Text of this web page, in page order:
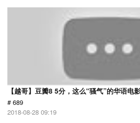
【越哥】豆瓣8 5分，这么“骚气”的华语电
# 689
2018-08-28 09:19